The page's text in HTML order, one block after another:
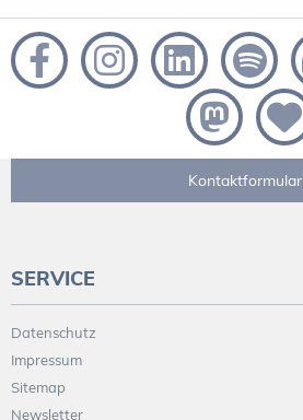
Kontaktformular
SERVICE
Datenschutz
Impressum
Sitemap
Newsletter